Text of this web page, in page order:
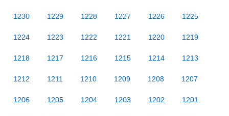
1230 1229 1228 1227 1226 1225
1224 1223 1222 1221 1220 1219
1218 1217 1216 1215 1214 1213
1212 1211 1210 1209 1208 1207
1206 1205 1204 1203 1202 1201